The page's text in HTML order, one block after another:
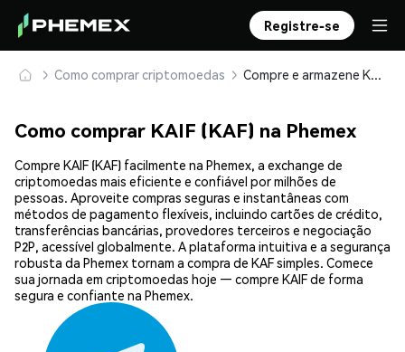
Registre-se
Como comprar criptomoedas Compre e armazene KAIF (KAF) com segurança
Como comprar KAIF (KAF) na Phemex
Compre KAIF (KAF) facilmente na Phemex, a exchange de
criptomoedas mais eficiente e confiável por milhões de
pessoas. Aproveite compras seguras e instantâneas com
métodos de pagamento flexíveis, incluindo cartões de crédito,
transferências bancárias, provedores terceiros e negociação
P2P, acessível globalmente. A plataforma intuitiva e a segurança
robusta da Phemex tornam a compra de KAF simples. Comece
sua jornada em criptomoedas hoje — compre KAIF de forma
segura e confiante na Phemex.